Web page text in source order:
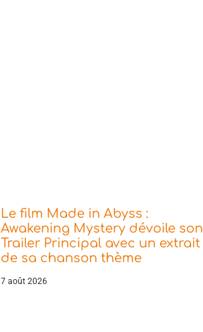
Le film Made in Abyss :
Awakening Mystery dévoile son
Trailer Principal avec un extrait
de sa chanson thème
7 août 2026